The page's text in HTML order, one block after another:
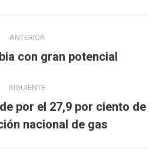
ANTERIOR
Publicación
con gran potencial
SIGUIENTE
Publicación
siguiente:
por el 27,9 por ciento de
nacional de gas